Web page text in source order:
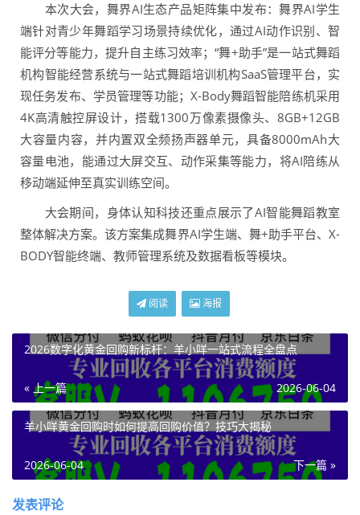
本次大会，舞界AI生态产品矩阵集中发布：舞界AI学生
端针对青少年舞蹈学习场景持续优化，通过AI动作识别、智
能评分等能力，提升自主练习效率；“舞+助手”是一站式舞蹈
机构智能经营系统与一站式舞蹈培训机构SaaS管理平台，实
现任务发布、学员管理等功能；X-Body舞蹈智能陪练机采用
4K高清触控屏设计，搭载1300万像素摄像头、8GB+12GB
大容量内容，并内置双全频扬声器单元，具备8000mAh大
容量电池，能通过大屏交互、动作采集等能力，将AI陪练从
移动端延伸至真实训练空间。
大会期间，身体认知科技还重点展示了AI智能舞蹈教室
整体解决方案。该方案集成舞界AI学生端、舞+助手平台、X-
BODY智能终端、教师管理系统及数据看板等模块。
阅读 海报
2026数字化黄金回购新标杆：羊小咩一站式流程全盘点
« 上一篇 2026-06-04
羊小咩黄金回购时如何提高回购价值？技巧大揭秘
下一篇 »
2026-06-04
发表评论